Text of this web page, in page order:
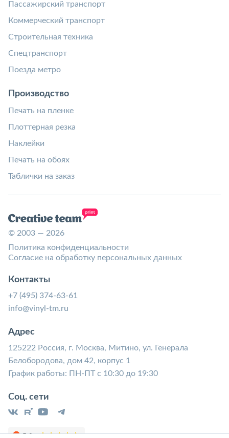
Пассажирский транспорт
Коммерческий транспорт
Строительная техника
Спецтранспорт
Поезда метро
Производство
Печать на пленке
Плоттерная резка
Наклейки
Печать на обоях
Таблички на заказ
© 2003 — 2026
Политика конфиденциальности
Согласие на обработку персональных данных
Контакты
+7 (495) 374-63-61
info@vinyl-tm.ru
Адрес
125222 Россия, г. Москва, Митино, ул. Генерала
Белобородова, дом 42, корпус 1
График работы: ПН-ПТ с 10:30 до 19:30
Соц. сети